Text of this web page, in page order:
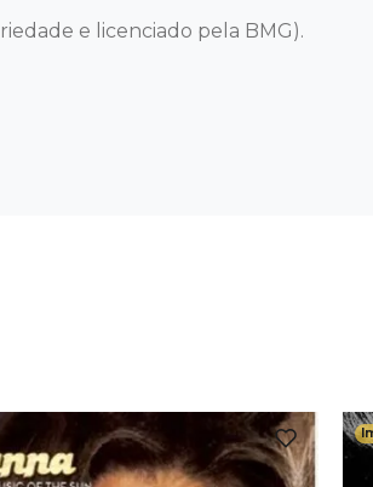
e licenciado pela BMG).